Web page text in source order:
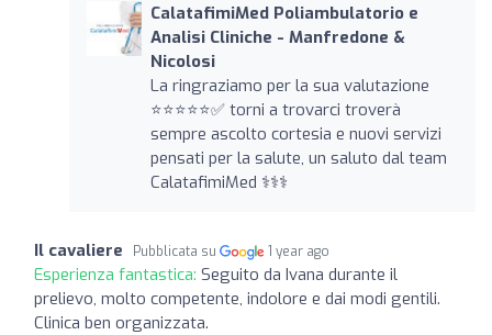
CalatafimiMed Poliambulatorio e
Analisi Cliniche - Manfredone &
Nicolosi
La ringraziamo per la sua valutazione
⭐️⭐️⭐️⭐️⭐️✅ torni a trovarci troverà
sempre ascolto cortesia e nuovi servizi
pensati per la salute, un saluto dal team
CalatafimiMed ‍⚕️‍⚕️‍⚕️
Il cavaliere Pubblicata su 1 year ago
Esperienza fantastica: Seguito da Ivana durante il
prelievo, molto competente, indolore e dai modi gentili.
Clinica ben organizzata.